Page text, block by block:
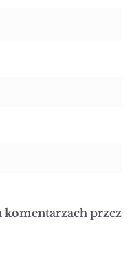
przez